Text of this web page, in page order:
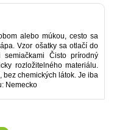
alebo múkou, cesto sa
Vzor ošatky sa otlačí do
Čisto prírodný
rozložitelného materiálu.
bez chemických látok. Je iba
Nemecko